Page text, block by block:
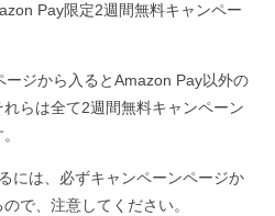
Pay限定2週間無料キャンペー
ジから入るとAmazon Pay以外の
らは全て2週間無料キャンペーン
には、必ずキャンペーンページか
で、注意してください。